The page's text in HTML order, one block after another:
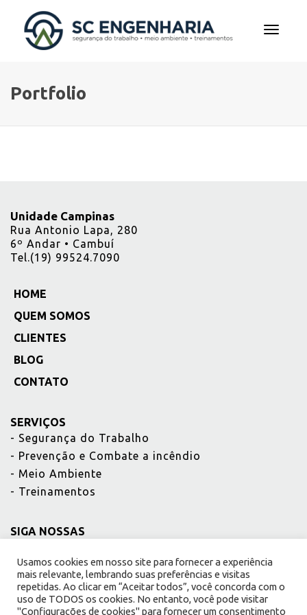
Portfolio
Unidade Campinas
Rua Antonio Lapa, 280
6º Andar • Cambuí
Tel.(19) 99524.7090
HOME
QUEM SOMOS
CLIENTES
BLOG
CONTATO
SERVIÇOS
- Segurança do Trabalho
- Prevenção e Combate a incêndio
- Meio Ambiente
- Treinamentos
SIGA NOSSAS
Usamos cookies em nosso site para fornecer a experiência
mais relevante, lembrando suas preferências e visitas
repetidas. Ao clicar em “Aceitar todos”, você concorda com o
uso de TODOS os cookies. No entanto, você pode visitar
"Configurações de cookies" para fornecer um consentimento